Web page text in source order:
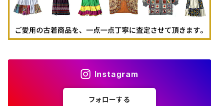
Instagram
フォローする